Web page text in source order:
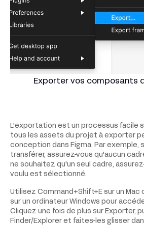
Exporter vos composants
L'exportation est un processus facile
tous les assets du projet à exporter
conception dans Figma. Par exemple,
transférer, assurez-vous qu'aucun
ne souhaitez qu'un seul cadre,
voulu est sélectionné.
Utilisez Command+Shift+E sur un Mac
sur un ordinateur Windows pour
Cliquez une fois de plus sur Exporter,
Finder/Explorer et faites-les glisser